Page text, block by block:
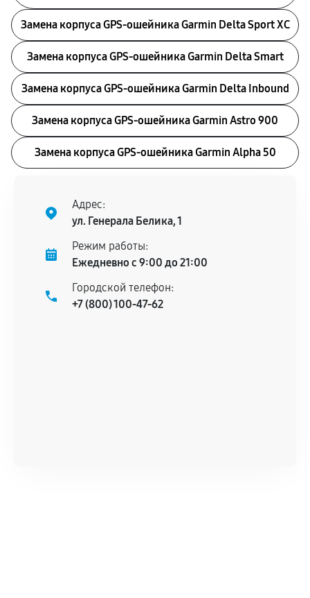
Замена корпуса GPS-ошейника Garmin Delta Sport XC
Замена корпуса GPS-ошейника Garmin Delta Smart
Замена корпуса GPS-ошейника Garmin Delta Inbound
Замена корпуса GPS-ошейника Garmin Astro 900
Замена корпуса GPS-ошейника Garmin Alpha 50
Адрес:
ул. Генерала Белика, 1
Режим работы:
Ежедневно с 9:00 до 21:00
Городской телефон:
+7 (800) 100-47-62